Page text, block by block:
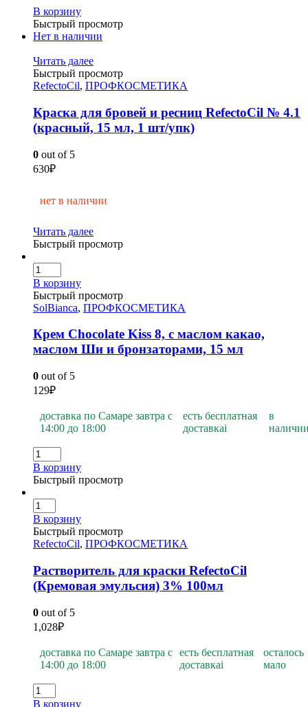
В корзину
Быстрый просмотр
Нет в наличии
Читать далее
Быстрый просмотр
RefectoCil, ПРОФКОСМЕТИКА
Краска для бровей и ресниц RefectoCil № 4.1
(красный, 15 мл, 1 шт/упк)
0 out of 5
630₽
нет в наличии
Читать далее
Быстрый просмотр
В корзину
Быстрый просмотр
SolBianca, ПРОФКОСМЕТИКА
Крем Chocolate Kiss 8, с маслом какао,
маслом Ши и бронзаторами, 15 мл
0 out of 5
129₽
доставка по Самаре завтра с
14:00 до 18:00
есть бесплатная
доставкаi
в
В корзину
Быстрый просмотр
В корзину
Быстрый просмотр
RefectoCil, ПРОФКОСМЕТИКА
Растворитель для краски RefectoCil
(Кремовая эмульсия) 3% 100мл
0 out of 5
1,028₽
доставка по Самаре завтра с
14:00 до 18:00
есть бесплатная
доставкаi
осталось
мало
В корзину